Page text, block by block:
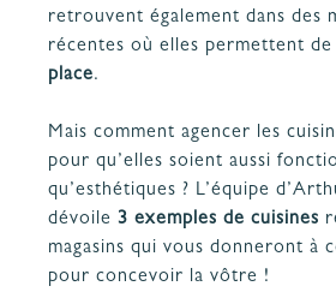
MATÉRIAUX ET COLORIS DE
DE VOTRE
PROJET
&
retrouvent également dans des
récentes où elles permettent de
place.
Mais comment agencer les
pour qu’elles soient aussi
qu’esthétiques ? L’équipe
dévoile 3 exemples de cuisines
magasins qui vous donneront à
pour concevoir la vôtre !